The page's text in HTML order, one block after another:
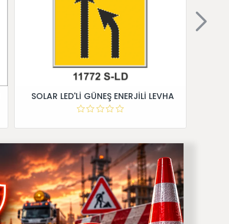
SOLAR LED'Lİ GÜNEŞ ENERJİLİ LEVHA